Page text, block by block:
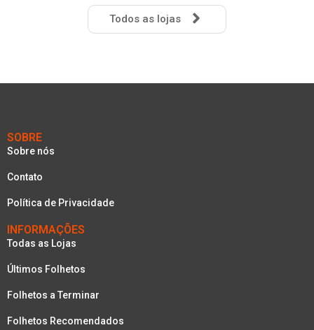
Todos as lojas
SOBRE
Sobre nós
Contato
Política de Privacidade
INFORMAÇÕES
Todas as Lojas
Últimos Folhetos
Folhetos a Terminar
Folhetos Recomendados